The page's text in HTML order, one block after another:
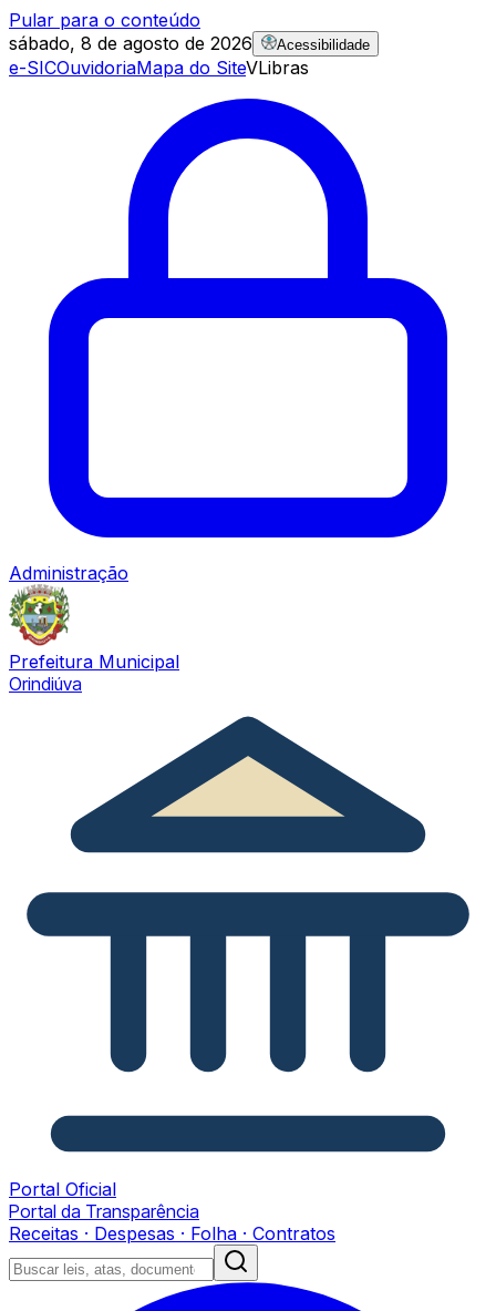
Pular para o conteúdo
sábado, 8 de agosto de 2026
Acessibilidade
e-SICOuvidoriaMapa do SiteVLibras
Administração
Prefeitura Municipal
Orindiúva
Portal Oficial
Portal da Transparência
Receitas · Despesas · Folha · Contratos